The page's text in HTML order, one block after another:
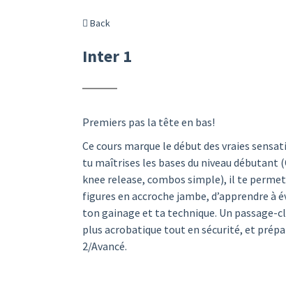
Back
Inter 1
Premiers pas la tête en bas!
Ce cours marque le début des vraies
tu maîtrises les bases du niveau débutant
knee release, combos simple), il te
figures en accroche jambe, d’apprendre
ton gainage et ta technique. Un passage-
plus acrobatique tout en sécurité, et
2/Avancé.